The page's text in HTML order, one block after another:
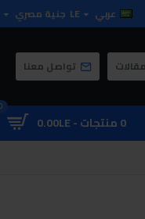
عربي LE جنية مصري
تواصل معنا
0 منتجات - 0.00LE